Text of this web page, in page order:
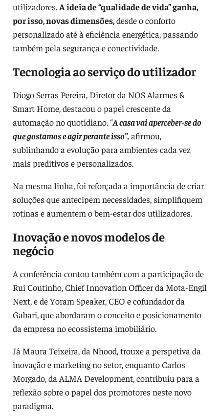
utilizadores.A ideia de “qualidade de vida” ganha,
por isso, novas dimensões,desde o conforto
personalizado até à eficiência energética, passando
também pela segurança e conectividade.
Tecnologia ao serviço do utilizador
Diogo Serras Pereira, Diretor da NOS Alarmes &
Smart Home, destacou o papel crescente da
automação no quotidiano. “A casa vai aperceber-se do
que gostamos e agir perante isso”,afirmou,
sublinhando a evolução para ambientes cada vez
mais preditivos e personalizados.
Na mesma linha, foi reforçada a importância de criar
soluções que antecipem necessidades, simplifiquem
rotinas e aumentem o bem-estar dos utilizadores.
Inovação e novos modelos de
negócio
A conferência contou também com a participação de
Rui Coutinho, Chief Innovation Officer da Mota-Engil
Next, e de Yoram Speaker, CEO e cofundador da
Gabari, que abordaram o conceito e posicionamento
da empresa no ecossistema imobiliário.
Já Maura Teixeira, da Nhood, trouxe a perspetiva da
inovação e marketing no setor, enquanto Carlos
Morgado, da ALMA Development, contribuiu para a
reflexão sobre o papel dos promotores neste novo
paradigma.